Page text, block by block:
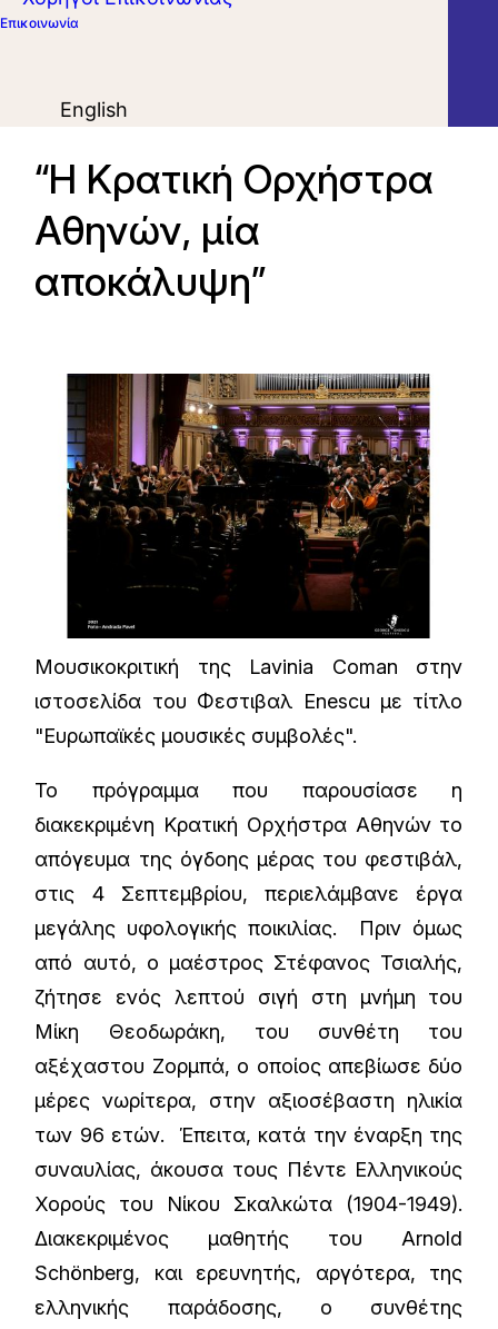
Επικοινωνία
English
“Η Κρατική Ορχήστρα
Αθηνών, μία
αποκάλυψη”
Μουσικοκριτική της Lavinia Coman στην
ιστοσελίδα του Φεστιβαλ Enescu με τίτλο
"Ευρωπαϊκές μουσικές συμβολές".
To πρόγραμμα που παρουσίασε η
διακεκριμένη Κρατική Ορχήστρα Αθηνών το
απόγευμα της όγδοης μέρας του φεστιβάλ,
στις 4 Σεπτεμβρίου, περιελάμβανε έργα
μεγάλης υφολογικής ποικιλίας. Πριν όμως
από αυτό, ο μαέστρος Στέφανος Τσιαλής,
ζήτησε ενός λεπτού σιγή στη μνήμη του
Μίκη Θεοδωράκη, του συνθέτη του
αξέχαστου Ζορμπά, ο οποίος απεβίωσε δύο
μέρες νωρίτερα, στην αξιοσέβαστη ηλικία
των 96 ετών. Έπειτα, κατά την έναρξη της
συναυλίας, άκουσα τους Πέντε Ελληνικούς
Χορούς του Νίκου Σκαλκώτα (1904-1949).
Διακεκριμένος μαθητής του Arnold
Schönberg, και ερευνητής, αργότερα, της
ελληνικής παράδοσης, ο συνθέτης